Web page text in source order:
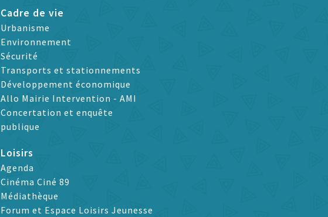
Cadre de vie
Urbanisme
Environnement
Sécurité
Transports et stationnements
Développement économique
Allo Mairie Intervention - AMI
Concertation et enquête
publique
Loisirs
Agenda
Cinéma Ciné 89
Médiathèque
Forum et Espace Loisirs Jeunesse